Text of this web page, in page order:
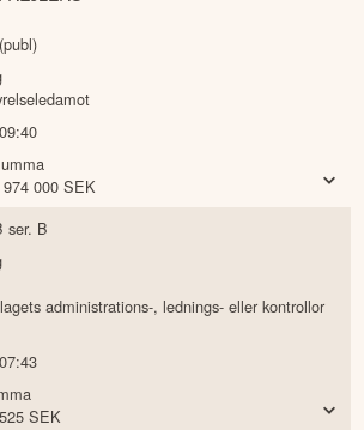
000 SEK
ser. B
administrations-, lednings- eller kontrollor
SEK